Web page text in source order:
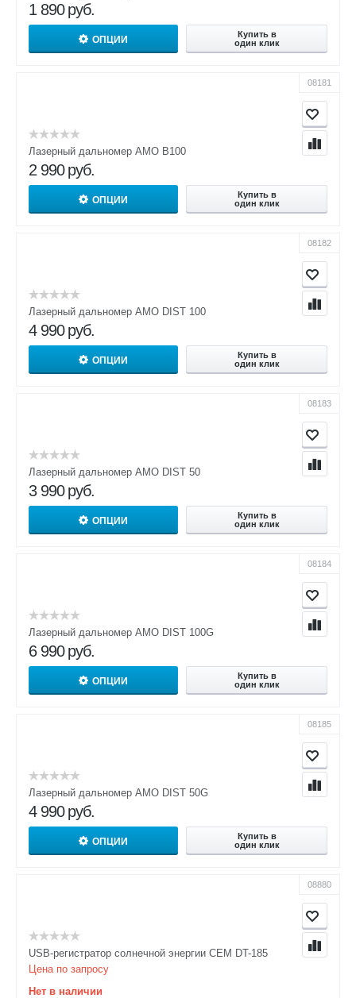
1 890 руб.
ОПЦИИ
Купить в
один клик
08181
Лазерный дальномер AMO B100
2 990 руб.
ОПЦИИ
Купить в
один клик
08182
Лазерный дальномер AMO DIST 100
4 990 руб.
ОПЦИИ
Купить в
один клик
08183
Лазерный дальномер AMO DIST 50
3 990 руб.
ОПЦИИ
Купить в
один клик
08184
Лазерный дальномер AMO DIST 100G
6 990 руб.
ОПЦИИ
Купить в
один клик
08185
Лазерный дальномер AMO DIST 50G
4 990 руб.
ОПЦИИ
Купить в
один клик
08880
USB-регистратор солнечной энергии CEM DT-185
Цена по запросу
Нет в наличии